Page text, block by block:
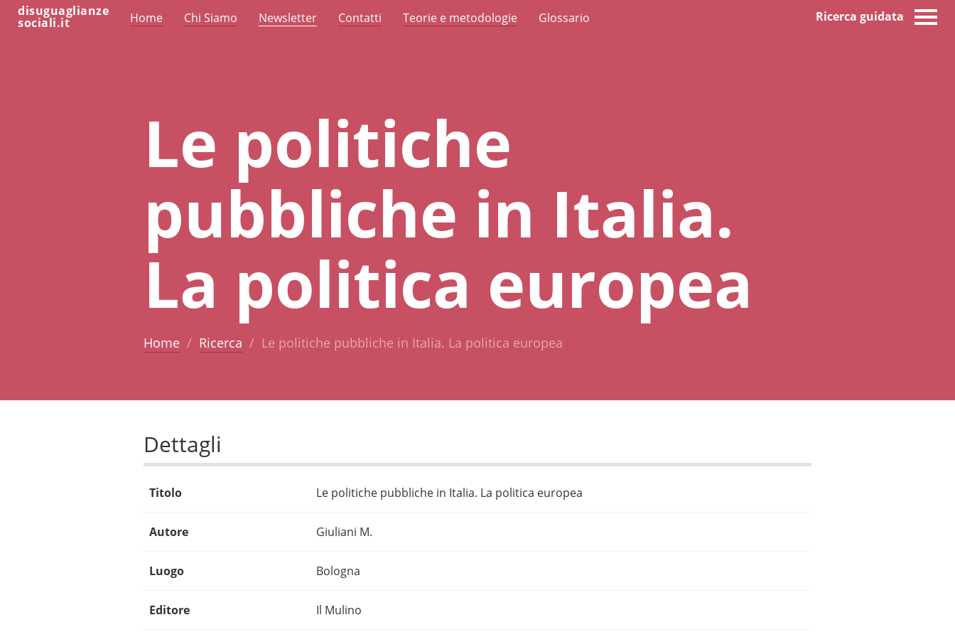
disuguaglianze
sociali.it Home Chi Siamo Newsletter Contatti Teorie e metodologie Glossario Ricerca guidata
Le politiche
pubbliche in Italia.
La politica europea
Home Ricerca Le politiche pubbliche in Italia. La politica europea
Dettagli
Titolo Le politiche pubbliche in Italia. La politica europea
Autore Giuliani M.
Luogo Bologna
Editore Il Mulino